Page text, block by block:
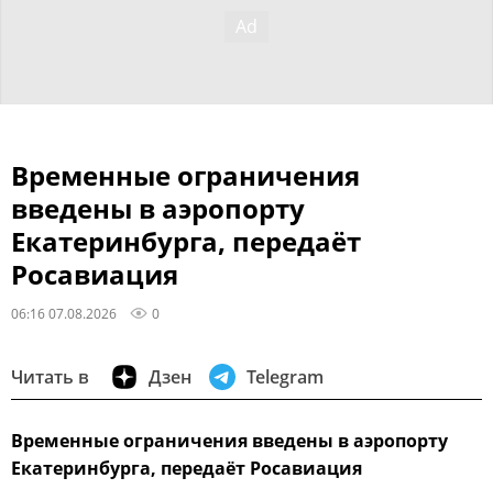
Временные ограничения
введены в аэропорту
Екатеринбурга, передаёт
Росавиация
06:16 07.08.2026 0
Читать в Дзен Telegram
Временные ограничения введены в аэропорту
Екатеринбурга, передаёт Росавиация